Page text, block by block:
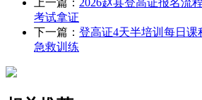
考试拿证
下一篇： 登高证4天半培训每日
急救训练